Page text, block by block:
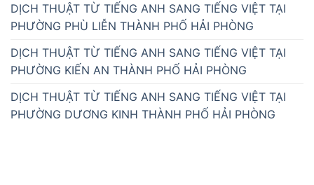
DỊCH THUẬT TỪ TIẾNG ANH SANG TIẾNG VIỆT TẠI
PHƯỜNG PHÙ LIỄN THÀNH PHỐ HẢI PHÒNG
DỊCH THUẬT TỪ TIẾNG ANH SANG TIẾNG VIỆT TẠI
PHƯỜNG KIẾN AN THÀNH PHỐ HẢI PHÒNG
DỊCH THUẬT TỪ TIẾNG ANH SANG TIẾNG VIỆT TẠI
PHƯỜNG DƯƠNG KINH THÀNH PHỐ HẢI PHÒNG